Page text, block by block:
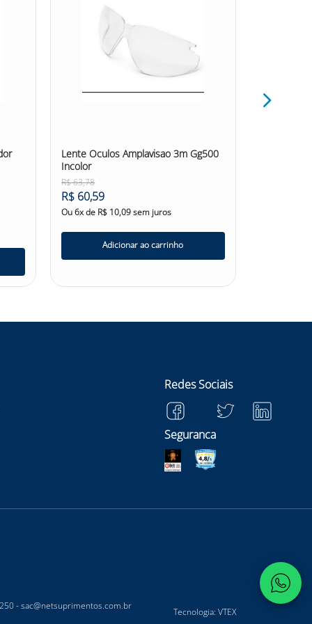
Lente Oculos Amplavisao 3m Gg500
Incolor
R$63,78
R$ 60,59
Ou6x de R$ 10,09sem juros
Adicionar ao carrinho
Redes Sociais
Seguranca
-sac@netsuprimentos.com.br
Tecnologia: VTEX